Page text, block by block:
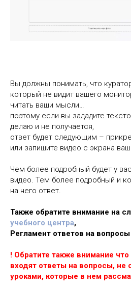
Вы должны понимать, что
который не видит вашего
читать ваши мысли…
поэтому если вы зададите
делаю и не получается,
ответ будет следующим –
или запишите видео с экрана
Чем более подробный будет у
видео. Тем более подробный и
на него ответ.
Также обратите внимание на
учебного центра,
Регламент ответов на
! Обратите также внимание что
входят ответы на вопросы, не
уроками, которые в нем